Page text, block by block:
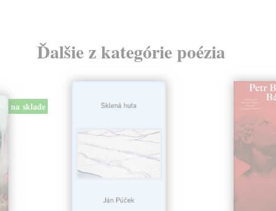
Ďalšie z kategórie poézia
na sklade